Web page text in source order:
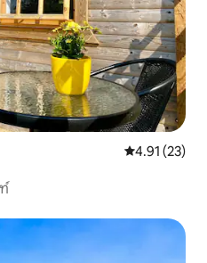
คะแนนเฉลี่ย
4.91 (23)